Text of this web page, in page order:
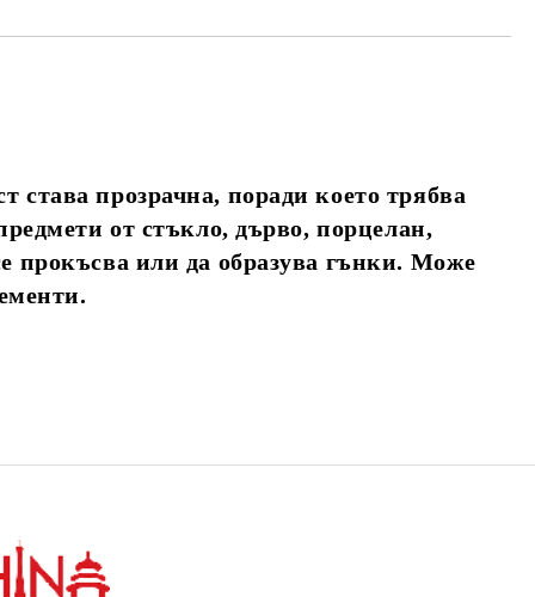
става прозрачна, поради което трябва
от стъкло, дърво, порцелан,
прокъсва или да образува гънки. Може